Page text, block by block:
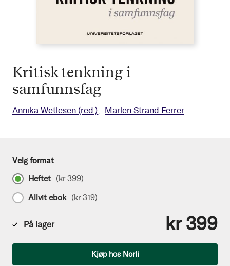
Kritisk tenkning i
samfunnsfag
Annika Wetlesen (red.) Marlen Strand Ferrer
Velg format
Heftet (kr 399)
Allvit ebok (kr 319)
På lager kr 399
Kjøp hos Norli